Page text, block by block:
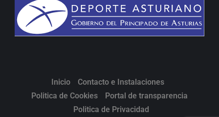
Inicio
Contacto e Instalaciones
Politica de Cookies
Portal de transparencia
Politica de Privacidad